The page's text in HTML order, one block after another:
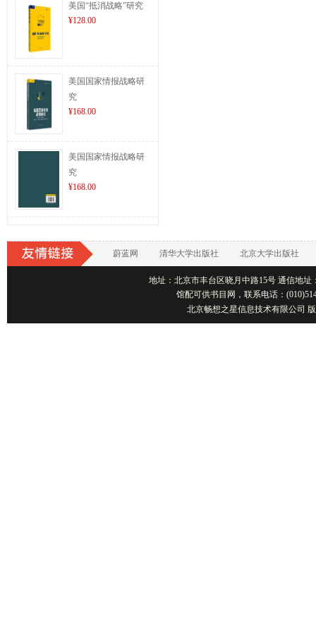
美国“抵消战略”研究
¥128.00
美国国家情报战略研
究
¥168.00
美国国家情报战略研
究
¥168.00
蔚蓝网 清华大学出版社 北京大学出版社
地址：北京市丰台区晓月中路15号 通信地址
馆配可供书目网，联系电话：
北京畅想之星信息技术有限公司